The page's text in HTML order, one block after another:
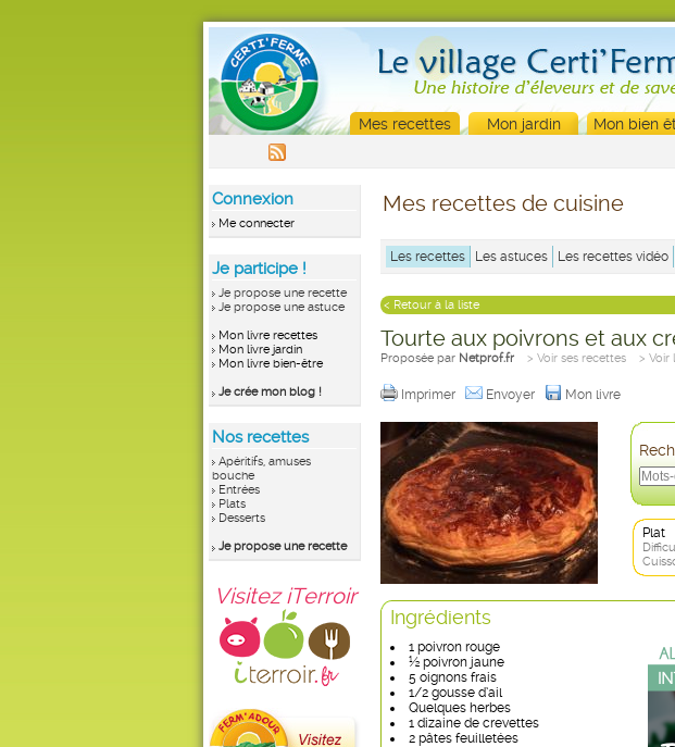
Mes recettes Mon jardin Mon bien
Connexion
Me connecter
Je participe !
Je propose une recette
Je propose une astuce
Mon livre recettes
Mon livre jardin
Mon livre bien-être
Je crée mon blog !
Nos recettes
Apéritifs, amuses
bouche
Entrées
Plats
Desserts
Je propose une recette
Visitez iTerroir
Mes recettes de cuisine
Les recettes Les astuces Les recettes vidéo
< Retour à la liste
Tourte aux poivrons et aux
Proposée par Netprof.fr > Voir ses recettes > Voir
Imprimer Envoyer Mon livre
Plat
Ingrédients
1 poivron rouge
½ poivron jaune
5 oignons frais
1/2 gousse d’ail
Quelques herbes
1 dizaine de crevettes
2 pâtes feuilletées